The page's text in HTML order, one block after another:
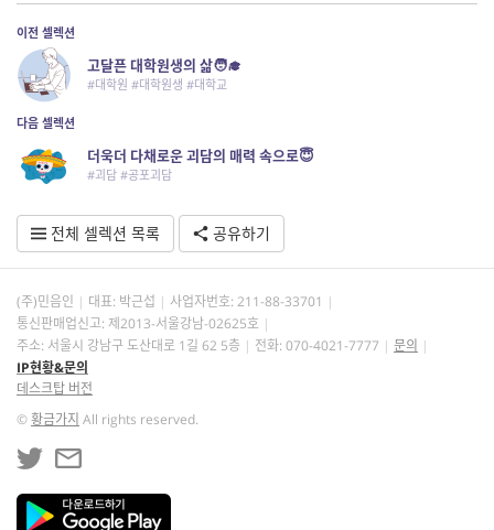
이전 셀렉션
고달픈 대학원생의 삶🧑‍🎓
#대학원 #대학원생 #대학교
다음 셀렉션
더욱더 다채로운 괴담의 매력 속으로😇
#괴담 #공포괴담
전체 셀렉션 목록 공유하기
(주)민음인 대표: 박근섭 사업자번호: 211-88-33701
통신판매업신고: 제2013-서울강남-02625호
주소: 서울시 강남구 도산대로 1길 62 5층
전화: 070-4021-7777
문의
IP현황&문의
데스크탑 버전
©황금가지 All rights reserved.